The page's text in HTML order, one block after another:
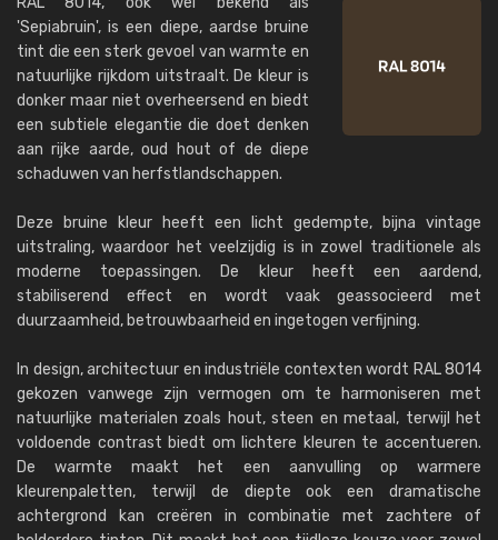
'Sepiabruin', is een diepe, aardse bruine
tint die een sterk gevoel van warmte en
natuurlijke rijkdom uitstraalt. De kleur is
donker maar niet overheersend en biedt
een subtiele elegantie die doet denken
aan rijke aarde, oud hout of de diepe
schaduwen van herfstlandschappen.
Deze bruine kleur heeft een licht gedempte, bijna vintage
uitstraling, waardoor het veelzijdig is in zowel traditionele als
moderne toepassingen. De kleur heeft een aardend,
stabiliserend effect en wordt vaak geassocieerd met
duurzaamheid, betrouwbaarheid en ingetogen verfijning.
In design, architectuur en industriële contexten wordt RAL 8014
gekozen vanwege zijn vermogen om te harmoniseren met
natuurlijke materialen zoals hout, steen en metaal, terwijl het
voldoende contrast biedt om lichtere kleuren te accentueren.
De warmte maakt het een aanvulling op warmere
kleurenpaletten, terwijl de diepte ook een dramatische
achtergrond kan creëren in combinatie met zachtere of